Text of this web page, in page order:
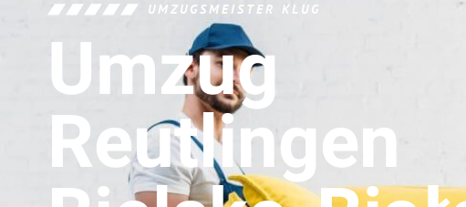
UMZUGSMEISTER KLUG
Umzug
Reutlingen